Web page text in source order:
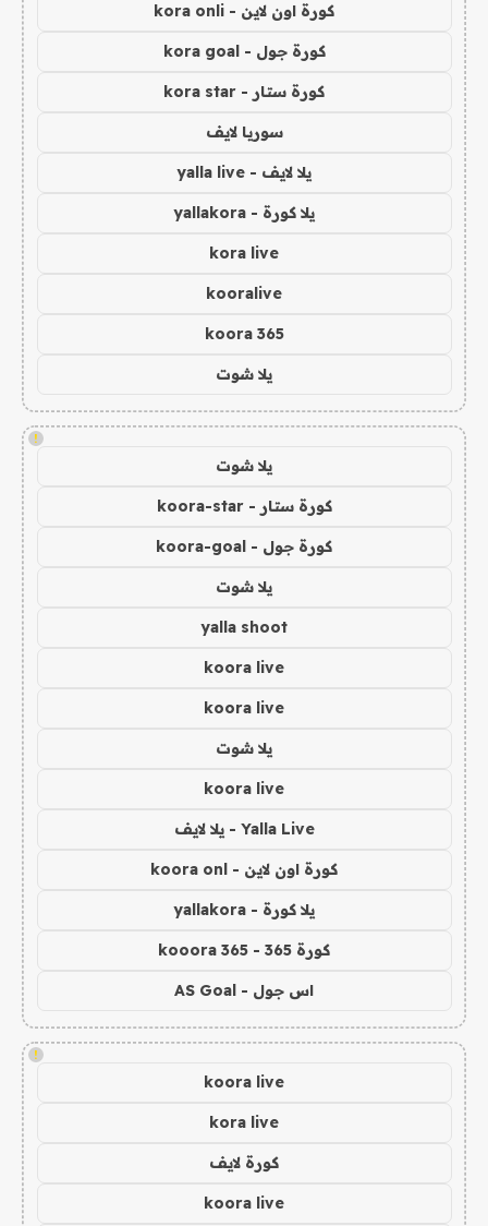
كورة اون لاين - kora onli
كورة جول - kora goal
كورة ستار - kora star
سوريا لايف
يلا لايف - yalla live
يلا كورة - yallakora
kora live
kooralive
koora 365
يلا شوت
!
يلا شوت
كورة ستار - koora-star
كورة جول - koora-goal
يلا شوت
yalla shoot
koora live
koora live
يلا شوت
koora live
Yalla Live - يلا لايف
كورة اون لاين - koora onl
يلا كورة - yallakora
كورة 365 - kooora 365
اس جول - AS Goal
!
koora live
kora live
كورة لايف
koora live